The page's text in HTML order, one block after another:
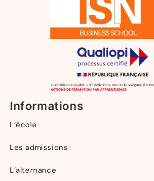
Informations
L’école
Les admissions
L’alternance